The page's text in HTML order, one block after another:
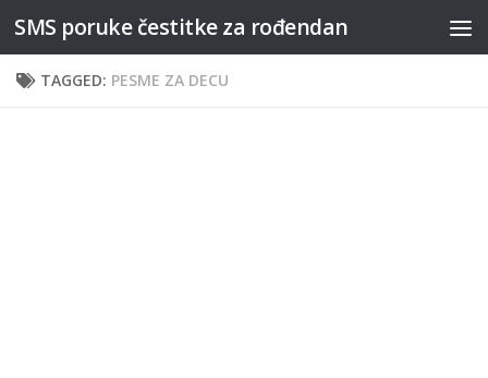
Skip to content
SMS poruke čestitke za rođendan
TAGGED: PESME ZA DECU